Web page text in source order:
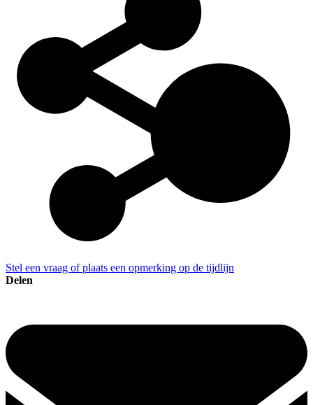
Stel een vraag of plaats een opmerking op de tijdlijn
Delen